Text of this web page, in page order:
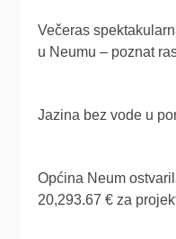
Večeras
u Neumu – poznat
Jazina bez vode u
Općina Neum
20,293.67 € za